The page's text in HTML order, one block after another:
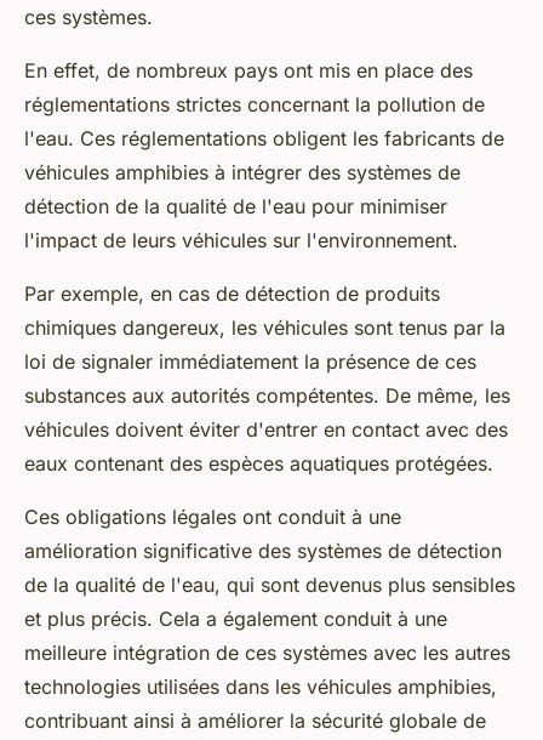
ces systèmes.
En effet, de nombreux pays ont mis en place des
réglementations strictes concernant la pollution de
l'eau. Ces réglementations obligent les fabricants de
véhicules amphibies à intégrer des systèmes de
détection de la qualité de l'eau pour minimiser
l'impact de leurs véhicules sur l'environnement.
Par exemple, en cas de détection de produits
chimiques dangereux, les véhicules sont tenus par la
loi de signaler immédiatement la présence de ces
substances aux autorités compétentes. De même, les
véhicules doivent éviter d'entrer en contact avec des
eaux contenant des espèces aquatiques protégées.
Ces obligations légales ont conduit à une
amélioration significative des systèmes de détection
de la qualité de l'eau, qui sont devenus plus sensibles
et plus précis. Cela a également conduit à une
meilleure intégration de ces systèmes avec les autres
technologies utilisées dans les véhicules amphibies,
contribuant ainsi à améliorer la sécurité globale de